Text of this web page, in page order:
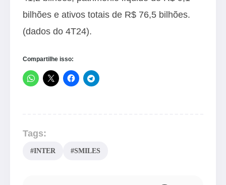
bilhões e ativos totais de R$ 76,5 bilhões.
(dados do 4T24).
Compartilhe isso:
Tags:
#INTER #SMILES